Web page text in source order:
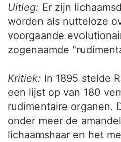
Uitleg: Er zijn
worden als nutteloze
voorgaande
zogenaamde
Kritiek: In 1895 stelde
een lijst op van 180
rudimentaire organen.
onder meer de
lichaamshaar en het